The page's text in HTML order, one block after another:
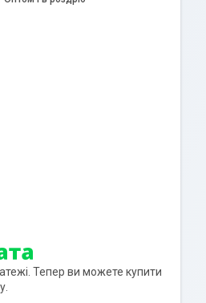
Тепер ви можете купити